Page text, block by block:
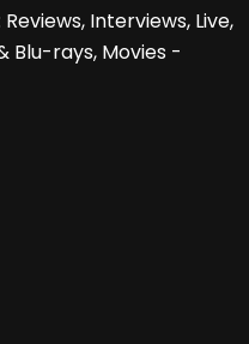
Reviews, Interviews, Live,
Blu-rays, Movies -